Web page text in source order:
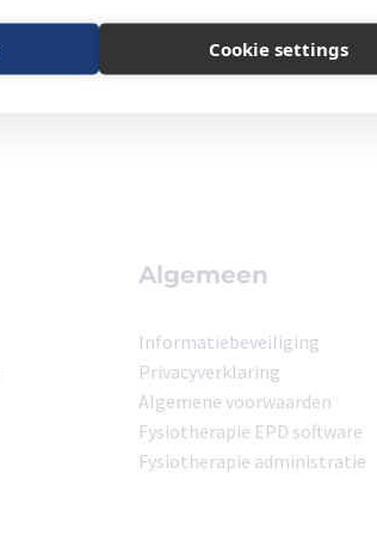
Cookie settings
Algemeen
Informatiebeveiliging
Privacyverklaring
Algemene voorwaarden
Fysiotherapie EPD software
Fysiotherapie administratie